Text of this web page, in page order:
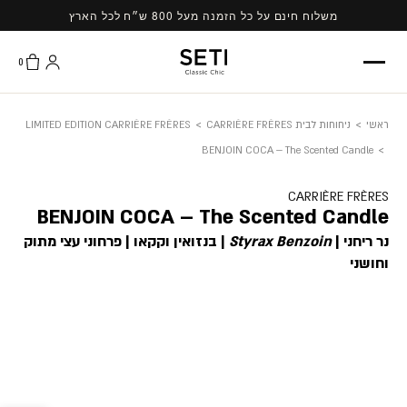
content
משלוח חינם על כל הזמנה מעל 800 ש״ח לכל הארץ
0
ראשי > ניחוחות לבית CARRIÈRE FRÈRES >
LIMITED EDITION CARRIÈRE FRÈRES
>
BENJOIN COCA – The Scented Candle
CARRIÈRE FRÈRES
BENJOIN COCA – The Scented Candle
נר ריחני |Styrax Benzoin | בנזואין וקקאו | פרחוני עצי מתוק
וחושני